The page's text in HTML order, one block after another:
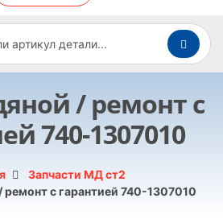
/ ремонт с
740-1307010
Запчасти МД ст2
ремонт с гарантией 740-1307010